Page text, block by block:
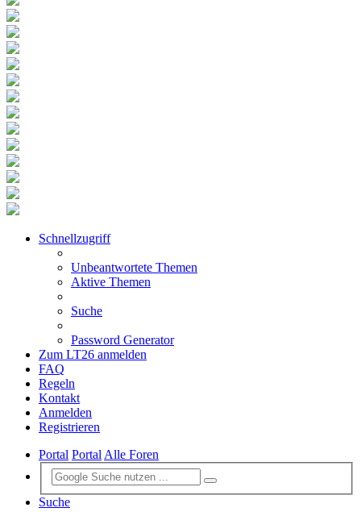
Schnellzugriff
Unbeantwortete Themen
Aktive Themen
Suche
Password Generator
Zum LT26 anmelden
FAQ
Regeln
Kontakt
Anmelden
Registrieren
Portal PortalAlle Foren
Suche